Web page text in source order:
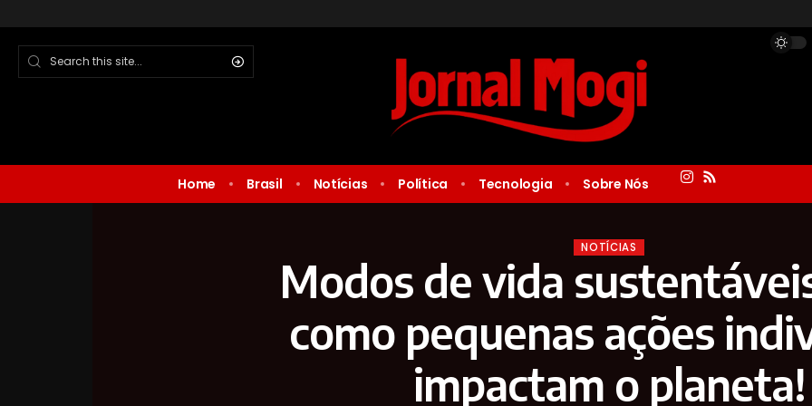
Home Brasil Notícias Política Tecnologia Sobre Nós
NOTÍCIAS
Modos de vida
como pequenas ações
impactam o planeta!